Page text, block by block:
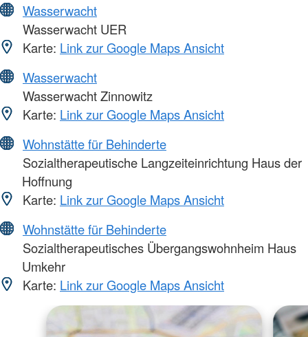
Wasserwacht
Wasserwacht UER
Karte: Link zur Google Maps Ansicht
Wasserwacht
Wasserwacht Zinnowitz
Karte: Link zur Google Maps Ansicht
Wohnstätte für Behinderte
Sozialtherapeutische Langzeiteinrichtung Haus der
Hoffnung
Karte: Link zur Google Maps Ansicht
Wohnstätte für Behinderte
Sozialtherapeutisches Übergangswohnheim Haus
Umkehr
Karte: Link zur Google Maps Ansicht